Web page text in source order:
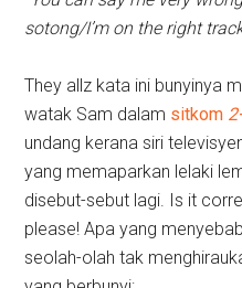
sotong/I’m on the right
They allz kata ini bunyinya
watak Sam dalam sitkom
undang kerana siri
yang memaparkan lelaki
disebut-sebut lagi. Is it
please! Apa yang
seolah-olah tak